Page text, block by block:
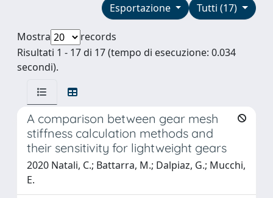
Tutti (17)
Esportazione
Mostra
records
Risultati 1 - 17 di 17 (tempo di esecuzione: 0.034
secondi).
A comparison between gear mesh
stiffness calculation methods and
their sensitivity for lightweight gears
2020 Natali, C.; Battarra, M.; Dalpiaz, G.; Mucchi,
E.